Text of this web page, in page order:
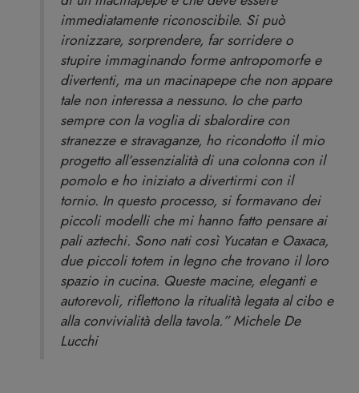
immediatamente riconoscibile. Si può
ironizzare, sorprendere, far sorridere o
stupire immaginando forme antropomorfe e
divertenti, ma un macinapepe che non appare
tale non interessa a nessuno. Io che parto
sempre con la voglia di sbalordire con
stranezze e stravaganze, ho ricondotto il mio
progetto all’essenzialità di una colonna con il
pomolo e ho iniziato a divertirmi con il
tornio. In questo processo, si formavano dei
piccoli modelli che mi hanno fatto pensare ai
pali aztechi. Sono nati così Yucatan e Oaxaca,
due piccoli totem in legno che trovano il loro
spazio in cucina. Queste macine, eleganti e
autorevoli, riflettono la ritualità legata al cibo e
alla convivialità della tavola.” Michele De
Lucchi